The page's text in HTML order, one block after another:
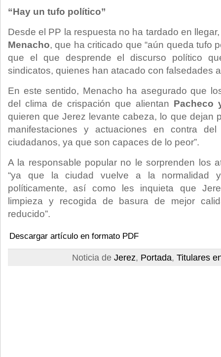
“Hay un tufo político”
Desde el PP la respuesta no ha tardado en
Menacho, que ha criticado que “aún queda tufo
que el que desprende el discurso político
sindicatos, quienes han atacado con falsedades
En este sentido, Menacho ha asegurado que
del clima de crispación que alientan Pacheco
quieren que Jerez levante cabeza, lo que dejan
manifestaciones y actuaciones en contra
ciudadanos, ya que son capaces de lo peor”.
A la responsable popular no le sorprenden los
“ya que la ciudad vuelve a la normalidad
políticamente, así como les inquieta que
limpieza y recogida de basura de mejor
reducido”.
Descargar artículo en formato PDF
Noticia de Jerez, Portada, Titulares